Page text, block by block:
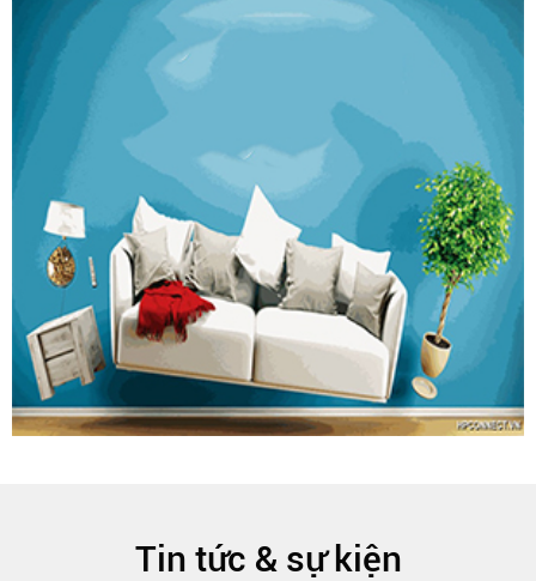
Tin tức & sự kiện